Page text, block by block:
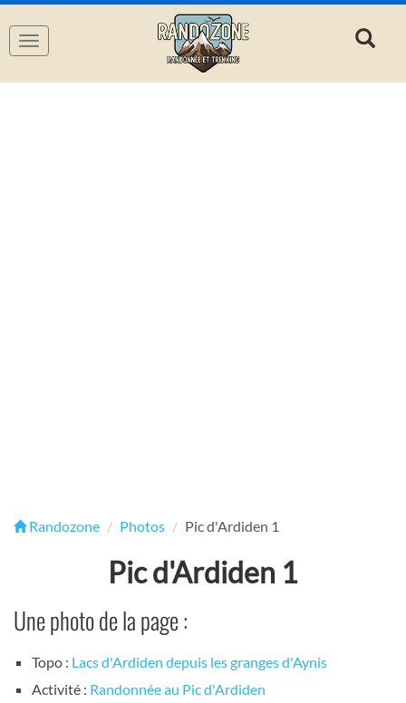
Navigation
Randozone Photos Pic d'Ardiden 1
Pic d'Ardiden 1
Une photo de la page :
Topo : Lacs d'Ardiden depuis les granges d'Aynis
Activité : Randonnée au Pic d'Ardiden